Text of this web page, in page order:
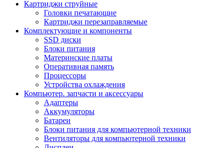
Картриджи струйные
Головки печатающие
Картриджи перезаправляемые
Комплектующие и компоненты
SSD диски
Блоки питания
Материнские платы
Оперативная память
Процессоры
Устройства охлаждения
Компьютер. запчасти и аксессуары
Адаптеры
Аккумуляторы
Батареи
Блоки питания для компьютерной техники
Вентиляторы для компьютерной техники